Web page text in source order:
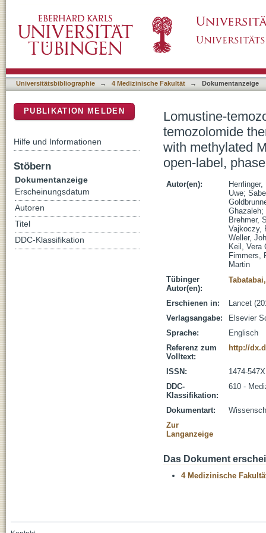
with newly diagnosed glioblastoma with
randomised, open-label, phase 3 trial
Universitätsbibliographie → 4 Medizinische Fakultät → Dokumentanzeige
Lomustine-
temozolomide
with methylated
open-label,
Autor(en):
Herrlinger,
Uwe;
Ghazaleh;
Brehmer,
Vajkoczy,
Weller,
Keil, Vera
Fimmers,
Martin
Tübinger
Autor(en):
Erschienen in:
Lancet
Verlagsangabe:
Elsevier
Sprache:
Englisch
Referenz zum
Volltext:
http://
ISSN:
1474-547X
DDC-
Klassifikation:
610 -
Dokumentart:
Zur
Langanzeige
Das Dokument
4 Medizinische
PUBLIKATION MELDEN
Hilfe und Informationen
Stöbern
Dokumentanzeige
Erscheinungsdatum
Autoren
Titel
DDC-Klassifikation